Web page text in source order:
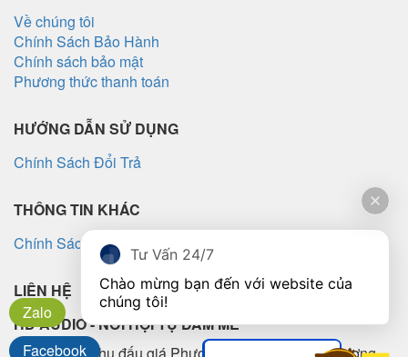
Về chúng tôi
Chính Sách Bảo Hành
Chính sách bảo mật
Phương thức thanh toán
HƯỚNG DẪN SỬ DỤNG
Chính Sách Đổi Trả
THÔNG TIN KHÁC
Chính Sách Vận Chuyển
LIÊN HỆ
HD AUDIO - NƠI HỘI TỤ ĐAM MÊ
Zalo
Facebook
Tư Vấn 24/7
Chào mừng bạn đến với website của
chúng tôi!